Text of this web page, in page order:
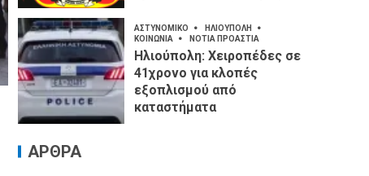
ΑΣΤΥΝΟΜΙΚΟ
ΗΛΙΟΥΠΟΛΗ
ΚΟΙΝΩΝΙΑ
ΝΟΤΙΑ ΠΡΟΑΣΤΙΑ
Ηλιούπολη: Χειροπέδες σε
41χρονο για κλοπές
εξοπλισμού από
καταστήματα
ΑΡΘΡΑ